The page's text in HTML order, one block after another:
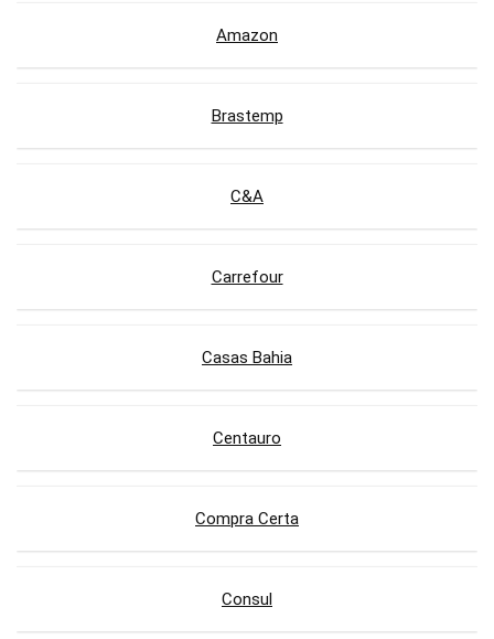
Amazon
Brastemp
C&A
Carrefour
Casas Bahia
Centauro
Compra Certa
Consul